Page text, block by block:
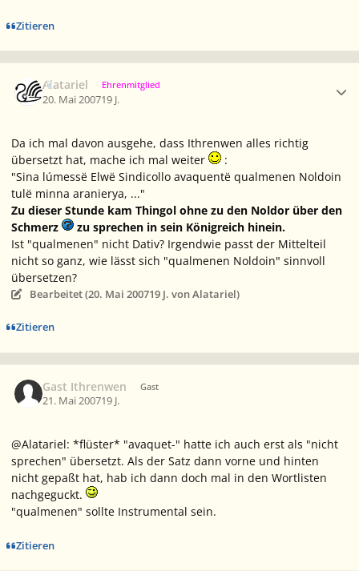
Zitieren
Alatariel Ehrenmitglied
20. Mai 200719 J.
Da ich mal davon ausgehe, dass Ithrenwen alles richtig
übersetzt hat, mache ich mal weiter
:
"Sina lúmessë Elwë Sindicollo avaquentë qualmenen Noldoin
tulë minna aranierya, ..."
Zu dieser Stunde kam Thingol ohne zu den Noldor über den
Schmerz
zu sprechen in sein Königreich hinein.
Ist "qualmenen" nicht Dativ? Irgendwie passt der Mittelteil
nicht so ganz, wie lässt sich "qualmenen Noldoin" sinnvoll
übersetzen?
Bearbeitet (20. Mai 200719 J. von Alatariel)
Zitieren
Gast Ithrenwen Gast
21. Mai 200719 J.
@Alatariel: *flüster* "avaquet-" hatte ich auch erst als "nicht
sprechen" übersetzt. Als der Satz dann vorne und hinten
nicht gepaßt hat, hab ich dann doch mal in den Wortlisten
nachgeguckt.
"qualmenen" sollte Instrumental sein.
Zitieren